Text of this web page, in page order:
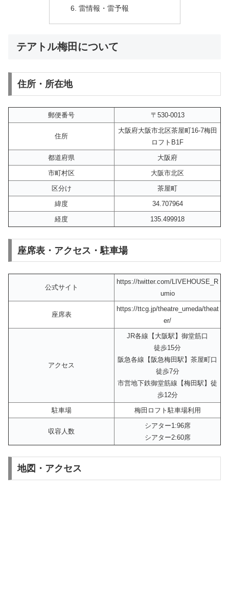
雷情報・雷予報
テアトル梅田について
住所・所在地
郵便番号 〒530-0013
住所
大阪府大阪市北区茶屋町16-7梅田
ロフトB1F
都道府県
大阪府
市町村区
大阪市北区
区分け
茶屋町
緯度
34.707964
経度
135.499918
座席表・アクセス・駐車場
公式サイト
https://twitter.com/LIVEHOUSE_R
umio
座席表
https://ttcg.jp/theatre_umeda/theat
er/
アクセス
JR各線【大阪駅】御堂筋口
徒歩15分
阪急各線【阪急梅田駅】茶屋町口
徒歩7分
市営地下鉄御堂筋線【梅田駅】徒
歩12分
駐車場
梅田ロフト駐車場利用
収容人数
シアター1:96席
シアター2:60席
地図・アクセス